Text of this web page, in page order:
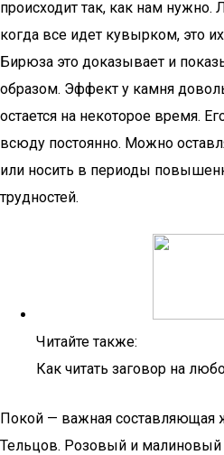
происходит так, как нам
когда все идет кувырком, это
Бирюза это доказывает и
образом. Эффект у камня
остается на некоторое время.
всюду постоянно. Можно
или носить в периоды
трудностей.
Читайте также:
Как читать заговор на
Покой — важная составляющая
Тельцов. Розовый и малиновый